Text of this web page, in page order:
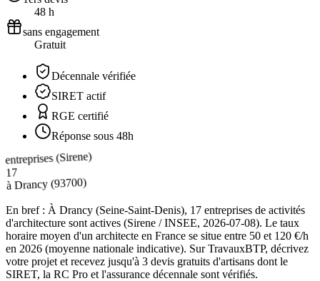
48 h
sans engagement
Gratuit
Décennale vérifiée
SIRET actif
RGE certifié
Réponse sous 48h
entreprises (Sirene)
17
àDrancy(93700)
En bref : À Drancy (Seine-Saint-Denis), 17 entreprises de activités
d'architecture sont actives (Sirene / INSEE, 2026-07-08). Le taux
horaire moyen d'un architecte en France se situe entre 50 et 120 €/h
en 2026 (moyenne nationale indicative). Sur TravauxBTP, décrivez
votre projet et recevez jusqu'à 3 devis gratuits d'artisans dont le
SIRET, la RC Pro et l'assurance décennale sont vérifiés.